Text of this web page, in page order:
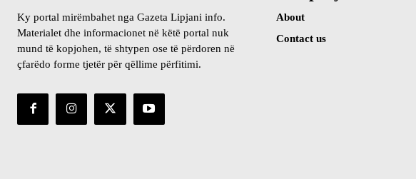
Ky portal mirëmbahet nga Gazeta Lipjani info.
Materialet dhe informacionet në këtë portal nuk
mund të kopjohen, të shtypen ose të përdoren në
çfarëdo forme tjetër për qëllime përfitimi.
About
Contact us